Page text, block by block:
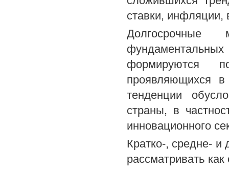
ставки, инфляции,
Долгосрочные
формируются
проявляющихся
тенденции
страны, в
инновационного
Кратко-, средне- и
рассматривать